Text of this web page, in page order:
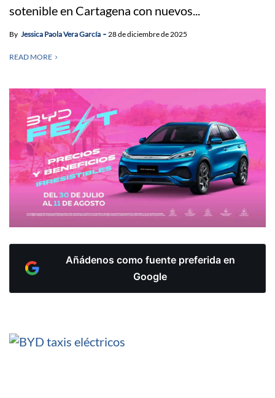
sotenible en Cartagena con nuevos...
By Jessica Paola Vera García 28 de diciembre de 2025
READ MORE
Añádenos como fuente preferida en
Google